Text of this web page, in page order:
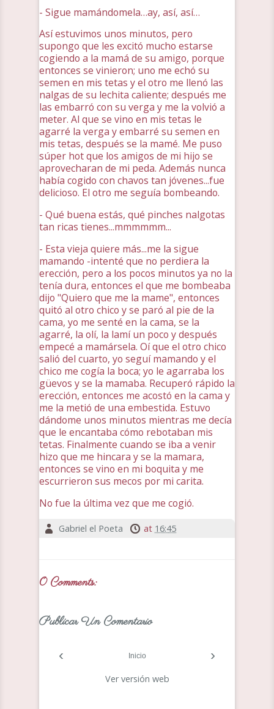
- Sigue mamándomela…ay, así, así…
Así estuvimos unos minutos, pero
supongo que les excitó mucho estarse
cogiendo a la mamá de su amigo, porque
entonces se vinieron; uno me echó su
semen en mis tetas y el otro me llenó las
nalgas de su lechita caliente; después me
las embarró con su verga y me la volvió a
meter. Al que se vino en mis tetas le
agarré la verga y embarré su semen en
mis tetas, después se la mamé. Me puso
súper hot que los amigos de mi hijo se
aprovecharan de mi peda. Además nunca
había cogido con chavos tan jóvenes...fue
delicioso. El otro me seguía bombeando.
- Qué buena estás, qué pinches nalgotas
tan ricas tienes...mmmmmm...
- Esta vieja quiere más...me la sigue
mamando -intenté que no perdiera la
erección, pero a los pocos minutos ya no la
tenía dura, entonces el que me bombeaba
dijo "Quiero que me la mame", entonces
quitó al otro chico y se paró al pie de la
cama, yo me senté en la cama, se la
agarré, la olí, la lamí un poco y después
empecé a mamársela. Oí que el otro chico
salió del cuarto, yo seguí mamando y el
chico me cogía la boca; yo le agarraba los
güevos y se la mamaba. Recuperó rápido la
erección, entonces me acostó en la cama y
me la metió de una embestida. Estuvo
dándome unos minutos mientras me decía
que le encantaba cómo rebotaban mis
tetas. Finalmente cuando se iba a venir
hizo que me hincara y se la mamara,
entonces se vino en mi boquita y me
escurrieron sus mecos por mi carita.
No fue la última vez que me cogió.
Gabriel el Poeta at 16:45
0 Comments:
Publicar Un Comentario
‹ ›
Inicio
Ver versión web